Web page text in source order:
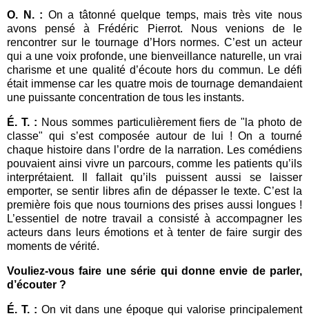
O. N. : On a tâtonné quelque temps, mais très vite nous
avons pensé à Frédéric Pierrot. Nous venions de le
rencontrer sur le tournage d’Hors normes. C’est un acteur
qui a une voix profonde, une bienveillance naturelle, un vrai
charisme et une qualité d’écoute hors du commun. Le défi
était immense car les quatre mois de tournage demandaient
une puissante concentration de tous les instants.
É. T. : Nous sommes particulièrement fiers de "la photo de
classe" qui s’est composée autour de lui ! On a tourné
chaque histoire dans l’ordre de la narration. Les comédiens
pouvaient ainsi vivre un parcours, comme les patients qu’ils
interprétaient. Il fallait qu’ils puissent aussi se laisser
emporter, se sentir libres afin de dépasser le texte. C’est la
première fois que nous tournions des prises aussi longues !
L’essentiel de notre travail a consisté à accompagner les
acteurs dans leurs émotions et à tenter de faire surgir des
moments de vérité.
Vouliez-vous faire une série qui donne envie de parler,
d’écouter ?
É. T. : On vit dans une époque qui valorise principalement